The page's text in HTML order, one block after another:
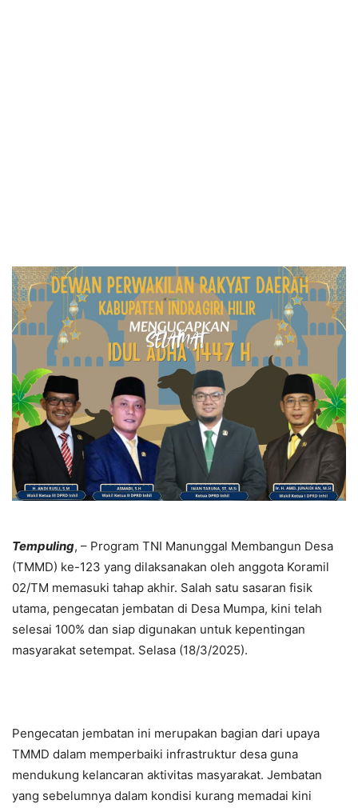
Tempuling, – Program TNI Manunggal Membangun Desa
(TMMD) ke-123 yang dilaksanakan oleh anggota Koramil
02/TM memasuki tahap akhir. Salah satu sasaran fisik
utama, pengecatan jembatan di Desa Mumpa, kini telah
selesai 100% dan siap digunakan untuk kepentingan
masyarakat setempat. Selasa (18/3/2025).
Pengecatan jembatan ini merupakan bagian dari upaya
TMMD dalam memperbaiki infrastruktur desa guna
mendukung kelancaran aktivitas masyarakat. Jembatan
yang sebelumnya dalam kondisi kurang memadai kini